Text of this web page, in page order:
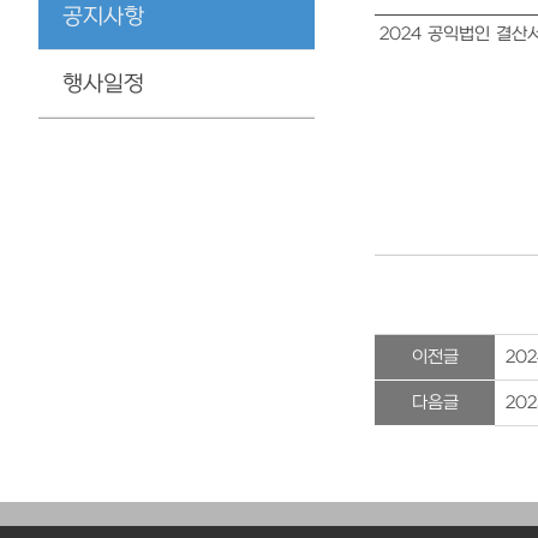
공지사항
행사일정
2024 공익법인 결산
이전글
다음글